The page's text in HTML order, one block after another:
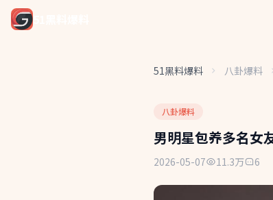
51黑料爆料 八卦爆料
八卦爆料
男明星包养多名女
2026-05-07 11.3万 6